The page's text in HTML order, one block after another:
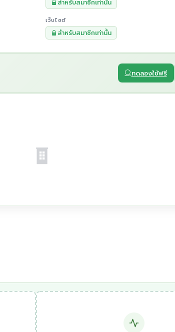
สำหรับสมาชิกเท่านั้น
เว็บไซต์
สำหรับสมาชิกเท่านั้น
ทดลองใช้ฟรี